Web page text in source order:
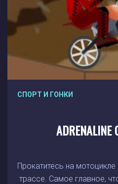
СПОРТ И ГОНКИ
ADRENALINE
Прокатитесь на
трассе. Самое главное,